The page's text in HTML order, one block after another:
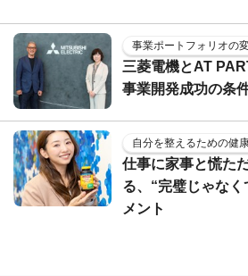
事業ポートフォリオの
三菱電機とAT
事業開発成功の条
自分を整えるための健
仕事に家事と慌た
る、“完璧じゃな
メント